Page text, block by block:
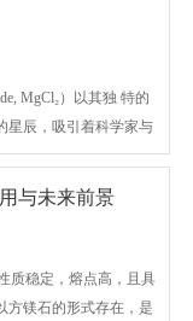
。本文将深入探讨广
MgCl₂）以其独 特的
星辰，吸引着科学家与
化镁不仅存在于自然界
的方式广泛应用于工
与未来前景
质稳定，熔点高，且具
方镁石的形式存在，是